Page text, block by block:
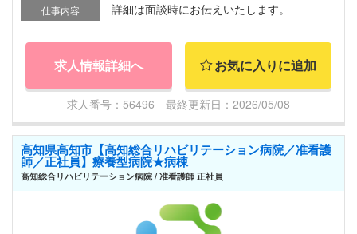
仕事内容 詳細は面談時にお伝えいたします。
求人情報詳細へ お気に入りに追加
求人番号：56496 最終更新日：2026/05/08
高知県高知市【高知総合リハビリテーション病院／准看護
師／正社員】療養型病院★病棟
高知総合リハビリテーション病院 / 准看護師 正社員